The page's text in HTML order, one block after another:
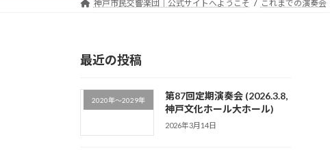
神戸市民交響楽団｜公式サイトへようこそ これまでの演奏会
最近の投稿
2020年～2029年
第87回定期演奏会 (2026.3.8,
神戸文化ホール大ホール)
2026年3月14日